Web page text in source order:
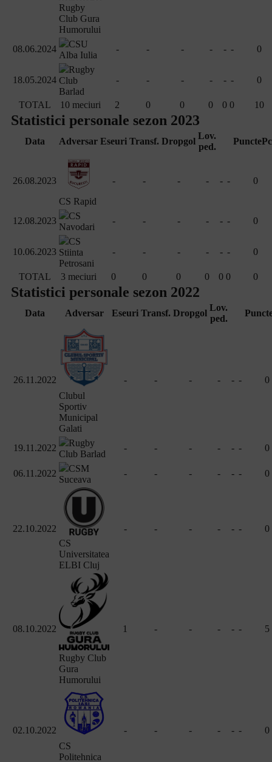
Rugby
Club Gura
Humorului
08.06.2024
CSU
Alba Iulia
- - - - - - 0
18.05.2024
Rugby
Club
Barlad
- - - - - - 0
TOTAL 10 meciuri 2 0 0 0 0 0 10
Statistici personale sezon 2023
Data Adversar Eseuri Transf. Dropgol
Lov.
ped.
Puncte
26.08.2023
CS Rapid
- - - - - - 0
12.08.2023
CS
Navodari
- - - - - - 0
10.06.2023
CS
Stiinta
Petrosani
- - - - - - 0
TOTAL 3 meciuri 0 0 0 0 0 0 0
Statistici personale sezon 2022
Data Adversar Eseuri Transf. Dropgol
Lov.
ped.
26.11.2022
Clubul
Sportiv
Municipal
Galati
- - - - - - 0
19.11.2022
Rugby
Club Barlad
- - - - - - 0
06.11.2022
CSM
Suceava
- - - - - - 0
22.10.2022
CS
Universitatea
ELBI Cluj
- - - - - - 0
08.10.2022
Rugby Club
Gura
Humorului
1 - - - - - 5
02.10.2022
CS
Politehnica
- - - - - - 0